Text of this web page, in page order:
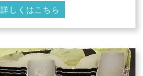
詳しくはこちら